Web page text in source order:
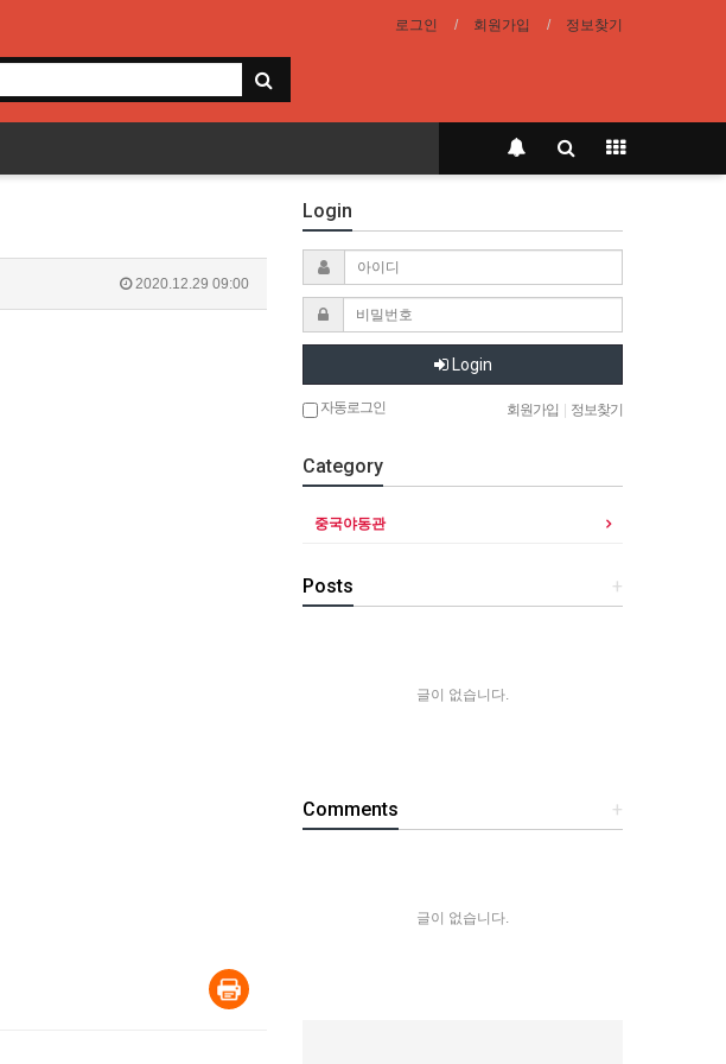
로그인 회원가입 정보찾기
2020.12.29 09:00
Login
Login
자동로그인 회원가입 정보찾기
Category
중국야동관
+
Posts
글이 없습니다.
+
Comments
글이 없습니다.